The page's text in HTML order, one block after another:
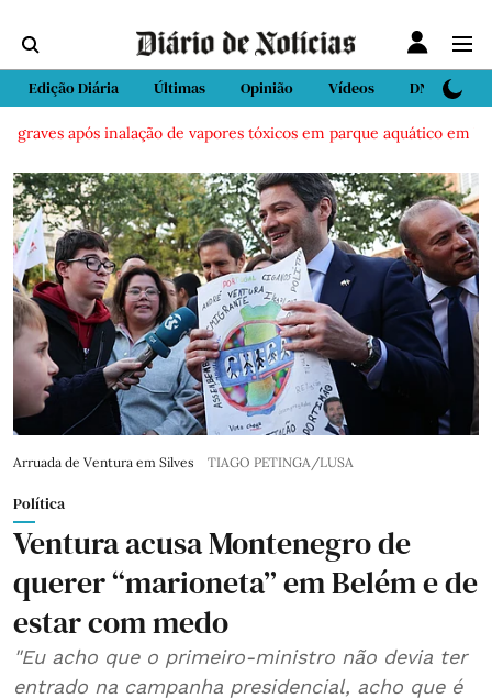
Edição Diária Últimas Opinião Vídeos DN Sport
após inalação de vapores tóxicos em parque aquático em Vieira
Arruada de Ventura em Silves TIAGO PETINGA/LUSA
Política
Ventura acusa Montenegro de
querer “marioneta” em Belém e de
estar com medo
"Eu acho que o primeiro-ministro não devia ter
entrado na campanha presidencial, acho que é